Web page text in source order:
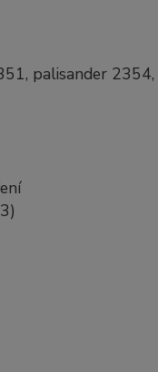
palisander